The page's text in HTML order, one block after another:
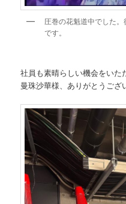
圧巻の花魁道中でした
です。
社員も素晴らしい機会をいた
曼珠沙華様、ありがとうござ